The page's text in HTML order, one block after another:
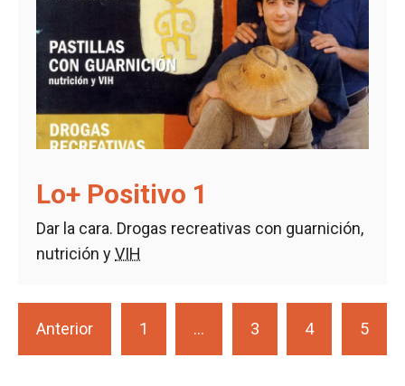
Lo+ Positivo 1
Dar la cara. Drogas recreativas con guarnición,
nutrición yVIH
Anterior 1 … 3 4 5